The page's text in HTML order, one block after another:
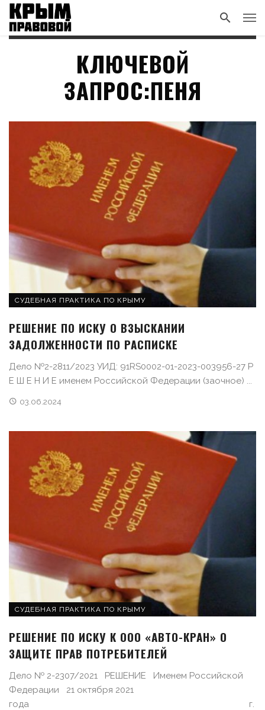
КЛЮЧЕВОЙ
ЗАПРОС:ПЕНЯ
СУДЕБНАЯ ПРАКТИКА ПО КРЫМУ
РЕШЕНИЕ ПО ИСКУ О ВЗЫСКАНИИ
ЗАДОЛЖЕННОСТИ ПО РАСПИСКЕ
Дело №2-2811/2023 УИД: 91RS0002-01-2023-003956-27 Р
Е Ш Е Н И Е именем Российской Федерации (заочное) ...
03.06.2024
СУДЕБНАЯ ПРАКТИКА ПО КРЫМУ
РЕШЕНИЕ ПО ИСКУ К ООО «АВТО-КРАН» О
ЗАЩИТЕ ПРАВ ПОТРЕБИТЕЛЕЙ
Дело № 2-2307/2021 РЕШЕНИЕ Именем Российской
Федерации 21 октября 2021
года г.